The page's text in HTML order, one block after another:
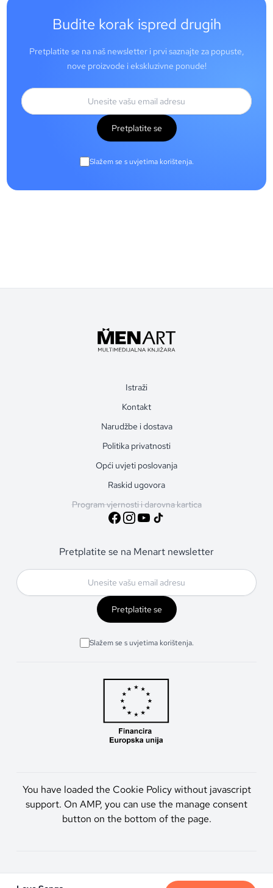
Budite korak ispred drugih
Pretplatite se na naš newsletter i prvi saznajte za popuste,
nove proizvode i ekskluzivne ponude!
Pretplatite se
Slažem se s uvjetima korištenja.
Istraži
Kontakt
Narudžbe i dostava
Politika privatnosti
Opći uvjeti poslovanja
Raskid ugovora
Program vjernosti i darovna kartica
Pretplatite se na Menart newsletter
Pretplatite se
Slažem se s uvjetima korištenja.
You have loaded the Cookie Policy without javascript
support. On AMP, you can use the manage consent
button on the bottom of the page.
Artmen d.o.o. © 2026. Sva prava pridržana.